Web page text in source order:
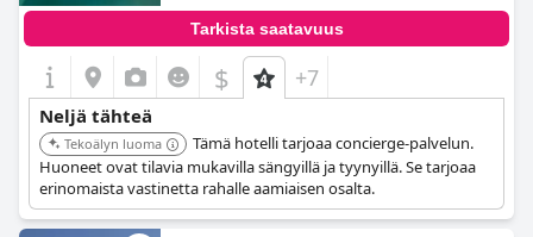
Tarkista saatavuus
$ +7
Neljä tähteä
Tekoälyn luoma
Tämä hotelli tarjoaa concierge-palvelun.
Huoneet ovat tilavia mukavilla sängyillä ja tyynyillä. Se tarjoaa
erinomaista vastinetta rahalle aamiaisen osalta.